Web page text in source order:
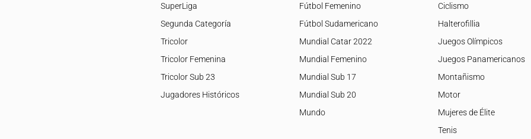
SuperLiga
Segunda Categoría
Tricolor
Tricolor Femenina
Tricolor Sub 23
Jugadores Históricos
Fútbol Femenino
Fútbol Sudamericano
Mundial Catar 2022
Mundial Femenino
Mundial Sub 17
Mundial Sub 20
Mundo
Ciclismo
Halterofillia
Juegos Olímpicos
Juegos Panamericanos
Montañismo
Motor
Mujeres de Élite
Tenis